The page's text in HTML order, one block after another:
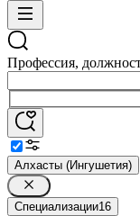
Профессия,
Алхасты (Ингушетия)
Специализации16